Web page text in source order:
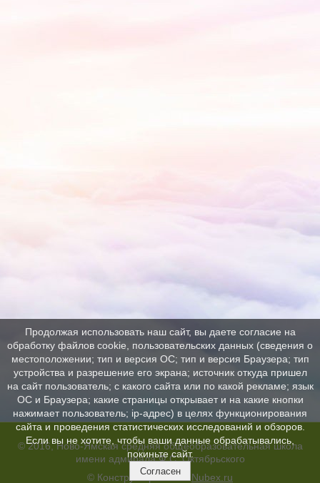
© 2016, Ново-Ямская средняя общеобразовательная школа
имени адмирала Ф.С. Октябрьского
© Конструктор сайтов Nubex.ru
Продолжая использовать наш сайт, вы даете согласие на
обработку файлов cookie, пользовательских данных (сведения о
местоположении; тип и версия ОС; тип и версия Браузера; тип
устройства и разрешение его экрана; источник откуда пришел
на сайт пользователь; с какого сайта или по какой рекламе; язык
ОС и Браузера; какие страницы открывает и на какие кнопки
нажимает пользователь; ip-адрес) в целях функционирования
сайта и проведения статистических исследований и обзоров.
Если вы не хотите, чтобы ваши данные обрабатывались,
покиньте сайт.
Согласен